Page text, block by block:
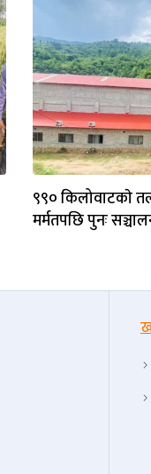
९९० किलोवाटकाे
मर्मतपछि पुनः